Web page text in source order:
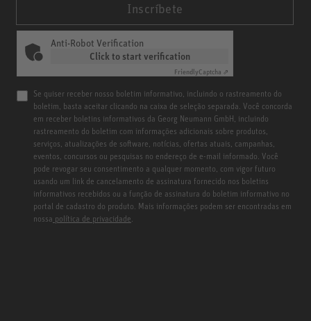
Inscríbete
Anti-Robot Verification
Click to start verification
FriendlyCaptcha ⇗
Se quiser receber nosso boletim informativo, incluindo o rastreamento do
boletim, basta aceitar clicando na caixa de seleção separada. Você concorda
em receber boletins informativos da Georg Neumann GmbH, incluindo
rastreamento do boletim com informações adicionais sobre produtos,
serviços, atualizações de software, notícias, ofertas atuais, campanhas,
eventos, concursos ou pesquisas no endereço de e-mail informado. Você
pode revogar seu consentimento a qualquer momento, com vigor futuro
usando um link de cancelamento de assinatura fornecido nos boletins
informativos recebidos ou a função de assinatura do boletim informativo no
portal de cadastro do produto. Mais informações podem ser encontradas em
nossa política de privacidade.